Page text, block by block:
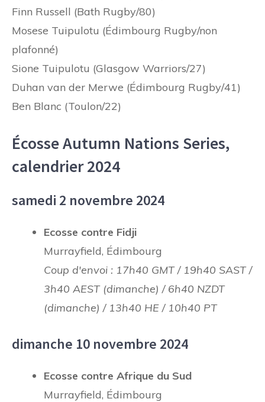
Finn Russell (Bath Rugby/80)
Mosese Tuipulotu (Édimbourg Rugby/non
plafonné)
Sione Tuipulotu (Glasgow Warriors/27)
Duhan van der Merwe (Édimbourg Rugby/41)
Ben Blanc (Toulon/22)
Écosse Autumn Nations Series,
calendrier 2024
samedi 2 novembre 2024
Ecosse contre Fidji
Murrayfield, Édimbourg
Coup d'envoi : 17h40 GMT / 19h40 SAST /
3h40 AEST (dimanche) / 6h40 NZDT
(dimanche) / 13h40 HE / 10h40 PT
dimanche 10 novembre 2024
Ecosse contre Afrique du Sud
Murrayfield, Édimbourg